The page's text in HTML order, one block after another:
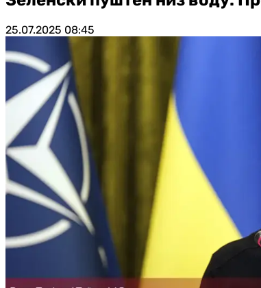
25.07.2025 08:45